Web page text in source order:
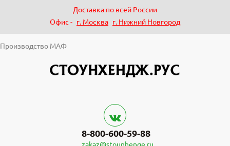
Доставка по всей России
Офис - г. Москва г. Нижний Новгород
Производство МАФ
8-800-600-59-88
zakaz@stounhenge.ru